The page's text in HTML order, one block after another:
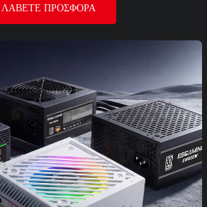
ΛΆΒΕΤΕ ΠΡΟΣΦΟΡΆ